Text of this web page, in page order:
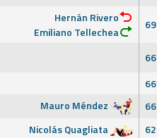
Hernán Rivero
Emiliano Tellechea
Mauro Méndez
Nicolás Quagliata